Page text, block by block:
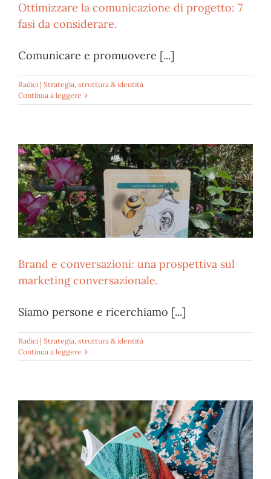
Ottimizzare la comunicazione di progetto: 7
fasi da considerare.
Comunicare e promuovere [...]
Radici | Strategia, struttura & identità
Continua a leggere
Brand e conversazioni: una prospettiva sul
marketing conversazionale.
Siamo persone e ricerchiamo [...]
Radici | Strategia, struttura & identità
Continua a leggere